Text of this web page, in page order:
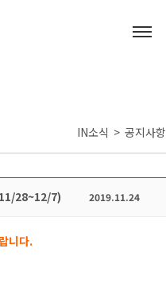
IN소식 > 공지사항
28~12/7) 2019.11.24
니다.